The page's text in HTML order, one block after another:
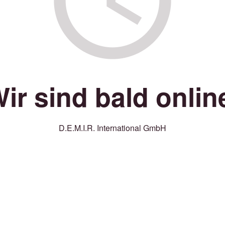
sind bald
D.E.M.I.R. International GmbH